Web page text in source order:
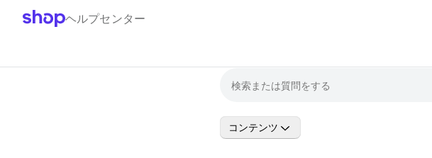
ヘルプセンター
コンテンツ